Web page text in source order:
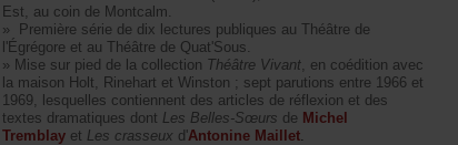
Est,aucoindeMontcalm.
»PremièresériededixlecturespubliquesauThéâtrede
l'ÉgrégoreetauThéâtredeQuat'Sous.
»Misesurpieddelacollection ThéâtreVivant,encoéditionavec
lamaisonHolt,RinehartetWinston;septparutionsentre1966et
1969,lesquellescontiennentdesarticlesderéflexionetdes
textesdramatiquesdont LesBelles-Sœurs de Michel
Tremblayet Lescrasseux d'AntonineMaillet.